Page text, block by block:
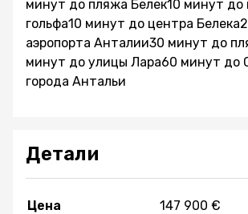
минут до пляжа Белек10 минут до
гольфа10 минут до центра
аэропорта Анталии30 минут до
минут до улицы Лара60 минут до
города Антальи
Детали
Цена 147 900 €